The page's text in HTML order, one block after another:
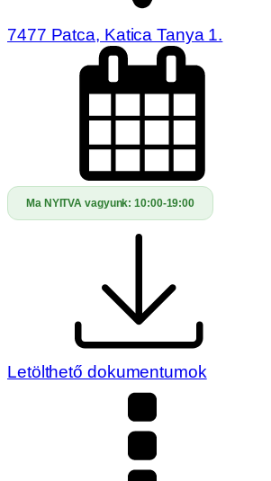
7477 Patca, Katica Tanya 1.
Ma NYITVA vagyunk:10:00-19:00
Letölthető dokumentumok